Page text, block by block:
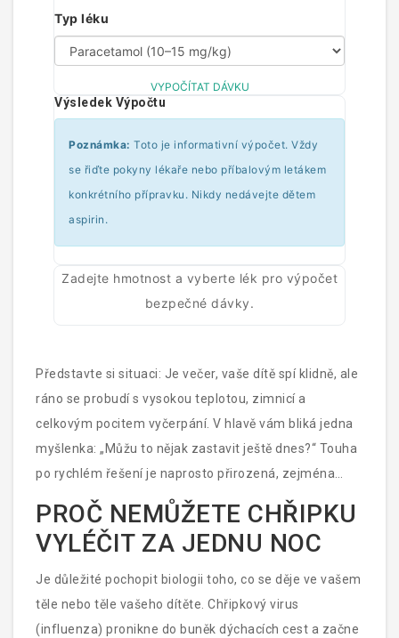
Typ léku
VYPOČÍTAT DÁVKU
Výsledek Výpočtu
Poznámka: Toto je informativní výpočet. Vždy
se řiďte pokyny lékaře nebo příbalovým letákem
konkrétního přípravku. Nikdy nedávejte dětem
aspirin.
Zadejte hmotnost a vyberte lék pro výpočet
bezpečné dávky.
Představte si situaci: Je večer, vaše dítě spí klidně, ale
ráno se probudí s vysokou teplotou, zimnicí a
celkovým pocitem vyčerpání. V hlavě vám bliká jedna
myšlenka: „Můžu to nějak zastavit ještě dnes?“ Touha
po rychlém řešení je naprosto přirozená, zejména
když vidíte své dítě trpět. Realita je však trochu jiná.
Chřipka jezávažné virové infekční onemocnění
způsobené virem influenza, které obvykle vyžaduje
čas na to, aby se tělo dokázalo bránit.Neexistuje
žádný zázračný prostředek, který by virus vyhladil
během několika hodin. Existují však osvědčené
PROČ NEMŮŽETE CHŘIPKU
VYLÉČIT ZA JEDNU NOC
Je důležité pochopit biologii toho, co se děje ve vašem
těle nebo těle vašeho dítěte. Chřipkový virus
(influenza) pronikne do buněk dýchacích cest a začne